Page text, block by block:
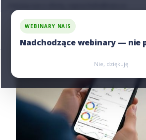
WEBINARY NAIS
Nadchodzące webinary — nie
Nie, dziękuję